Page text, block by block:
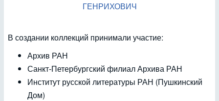
ГЕНРИХОВИЧ
В создании коллекций принимали участие:
Архив РАН
Санкт-Петербургский филиал Архива РАН
Институт русской литературы РАН (Пушкинский
Дом)